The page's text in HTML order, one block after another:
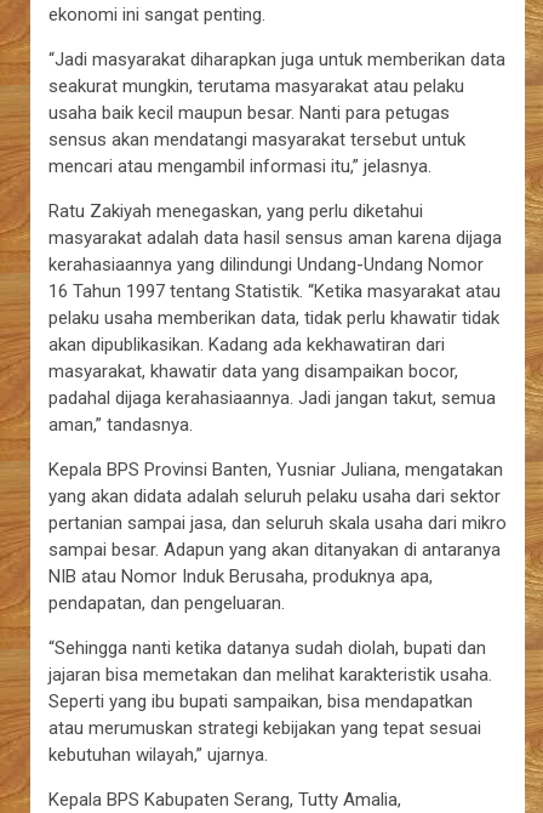
ekonomi ini sangat penting.
“Jadi masyarakat diharapkan juga untuk memberikan data
seakurat mungkin, terutama masyarakat atau pelaku
usaha baik kecil maupun besar. Nanti para petugas
sensus akan mendatangi masyarakat tersebut untuk
mencari atau mengambil informasi itu,” jelasnya.
Ratu Zakiyah menegaskan, yang perlu diketahui
masyarakat adalah data hasil sensus aman karena dijaga
kerahasiaannya yang dilindungi Undang-Undang Nomor
16 Tahun 1997 tentang Statistik. “Ketika masyarakat atau
pelaku usaha memberikan data, tidak perlu khawatir tidak
akan dipublikasikan. Kadang ada kekhawatiran dari
masyarakat, khawatir data yang disampaikan bocor,
padahal dijaga kerahasiaannya. Jadi jangan takut, semua
aman,” tandasnya.
Kepala BPS Provinsi Banten, Yusniar Juliana, mengatakan
yang akan didata adalah seluruh pelaku usaha dari sektor
pertanian sampai jasa, dan seluruh skala usaha dari mikro
sampai besar. Adapun yang akan ditanyakan di antaranya
NIB atau Nomor Induk Berusaha, produknya apa,
pendapatan, dan pengeluaran.
“Sehingga nanti ketika datanya sudah diolah, bupati dan
jajaran bisa memetakan dan melihat karakteristik usaha.
Seperti yang ibu bupati sampaikan, bisa mendapatkan
atau merumuskan strategi kebijakan yang tepat sesuai
kebutuhan wilayah,” ujarnya.
Kepala BPS Kabupaten Serang, Tutty Amalia,